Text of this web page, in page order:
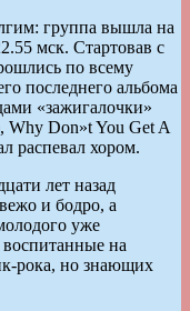
группа вышла на
мск. Стартовав с
по всему
последнего альбома
«зажигалочки»
Why Don»t You Get A
распевал хором.
лет назад
и бодро, а
уже
на
рока, но знающих